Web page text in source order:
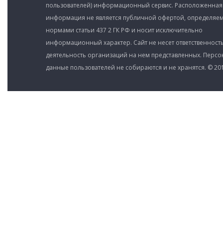
пользователей) информационный сервис.
информация не является публичной офертой,
нормами статьи 437 2 ГК РФ и носит исключительно
информационный характер. Сайт не несет
деятельность организаций на нем представленных.
данные пользователей не собираются и не хранятся. ©